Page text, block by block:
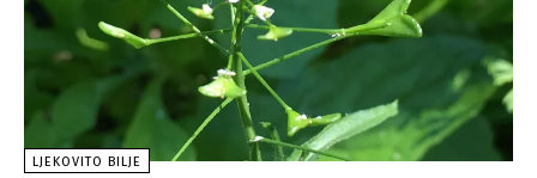
LJEKOVITO BILJE